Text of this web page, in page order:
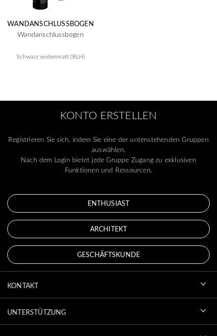
WANDANSCHLUSSBOGEN
Wandanschlussbogen
Schwarz seidenmatt (BLH)
KONTO ERSTELLEN
Registrieren Sie sich, indem Sie eine der untenstehenden Gruppen
auswählen.
Nach dem Login bietet jede Gruppe Zugang zu exklusiven
Funktionen und Ressourcen.
ENTHUSIAST
ARCHITEKT
GESCHÄFTSKUNDE
KONTAKT
UNTERSTÜTZUNG